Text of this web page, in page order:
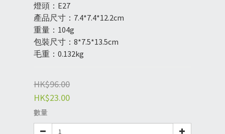
燈頭：E27
產品尺寸：7.4*7.4*12.2cm
重量：104g
包裝尺寸：8*7.5*13.5cm
毛重：0.132kg
HK$96.00
HK$23.00
數量